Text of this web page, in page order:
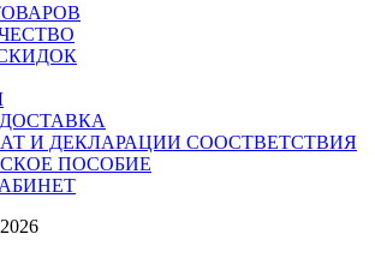
И ДЕКЛАРАЦИИ СООСТВЕТСТВИЯ
ПОСОБИЕ